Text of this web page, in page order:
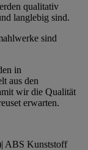
qualitativ
langlebig sind.
sind
in
aus den
wir die Qualität
erwarten.
ABS Kunststoff